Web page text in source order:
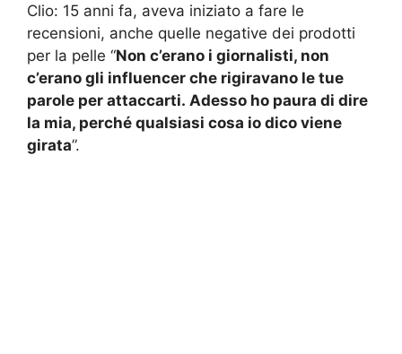
Clio: 15 anni fa, aveva iniziato a fare le
recensioni, anche quelle negative dei prodotti
per la pelle “Non c’erano i giornalisti, non
c’erano gli influencer che rigiravano le tue
parole per attaccarti. Adesso ho paura di dire
la mia, perché qualsiasi cosa io dico viene
girata”.